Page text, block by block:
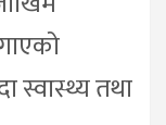
स्वास्थ्य तथा